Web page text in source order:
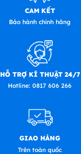
CAM KẾT
Bảo hành chính hãng
HỖ TRỢ KĨ THUẬT 24/7
Hotline: 0817 606 266
GIAO HÀNG
Trên toàn quốc